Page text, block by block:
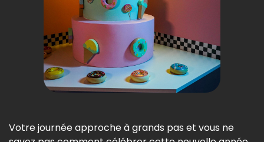
Votre journée approche à grands pas et vous ne